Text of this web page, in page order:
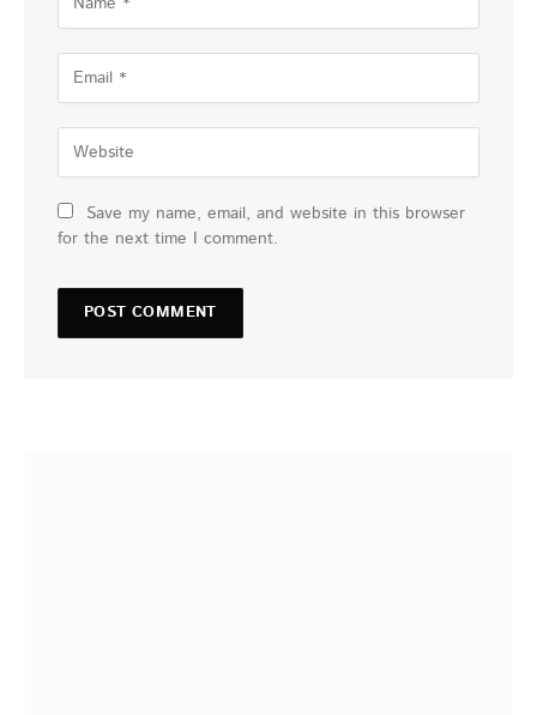
Save my name, email, and website in this browser
for the next time I comment.